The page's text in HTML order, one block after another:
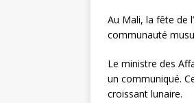
Au Mali, la fête de
communauté
Le ministre des
un communiqué.
croissant lunaire.